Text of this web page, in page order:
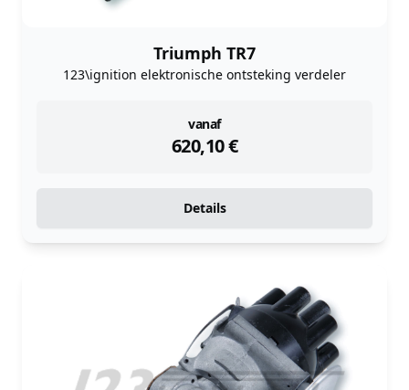
Triumph TR7
123\ignition elektronische ontsteking verdeler
vanaf
620,10€
instock
Details